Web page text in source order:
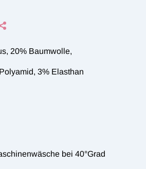
20% Baumwolle,
3% Elasthan
bei 40°Grad